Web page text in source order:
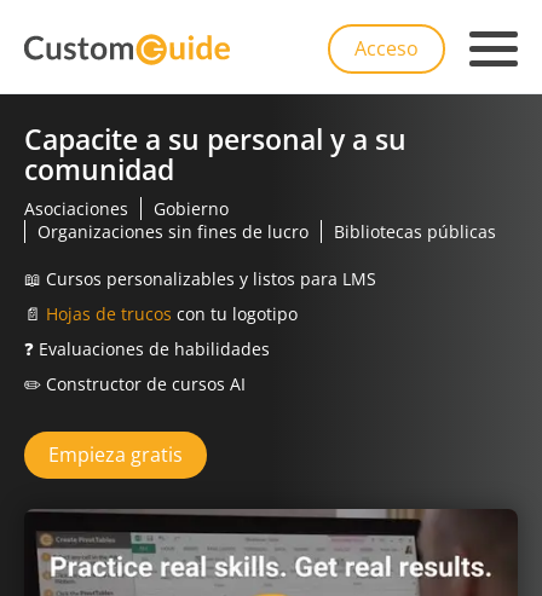
Acceso
Capacite a su personal y a su
comunidad
Asociaciones
Gobierno
Organizaciones sin fines de lucro
Bibliotecas públicas
📖 Cursos personalizables y listos para LMS
📄 Hojas de trucos con tu logotipo
❓ Evaluaciones de habilidades
✏️ Constructor de cursos AI
Empieza gratis